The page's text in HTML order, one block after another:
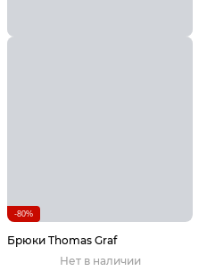
-80%
Брюки Thomas Graf
Нет в наличии